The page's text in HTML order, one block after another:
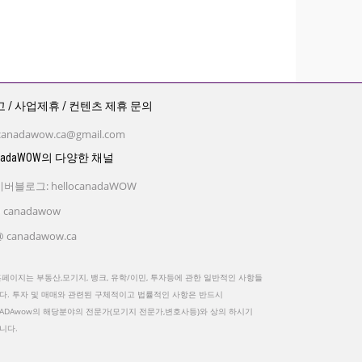
/ 사업제휴 / 컨텐츠 제휴 문의
의 다양한 채널
버블로그: hellocanadaWOW
canadawow
canadawow.ca
페이지는 부동산,모기지, 뱅크, 유학/이민, 투자등에 관한 일반적인 사항들
. 투자 및 매매와 관련된 구체적이고 법률적인 사항은 반드시
의 해당분야의 전문가(모기지 전문가,변호사등)와 상의 하시기
다.